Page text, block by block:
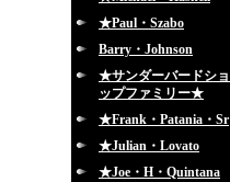
★Paul・Szabo
Barry・Johnson
★サンダーバードショ
ップファミリー★
★Frank・Patania・Sr
★Julian・Lovato
★Joe・H・Quintana